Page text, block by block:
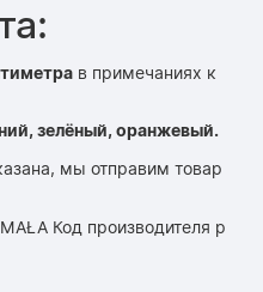
в примечаниях к
зелёный, оранжевый.
мы отправим товар